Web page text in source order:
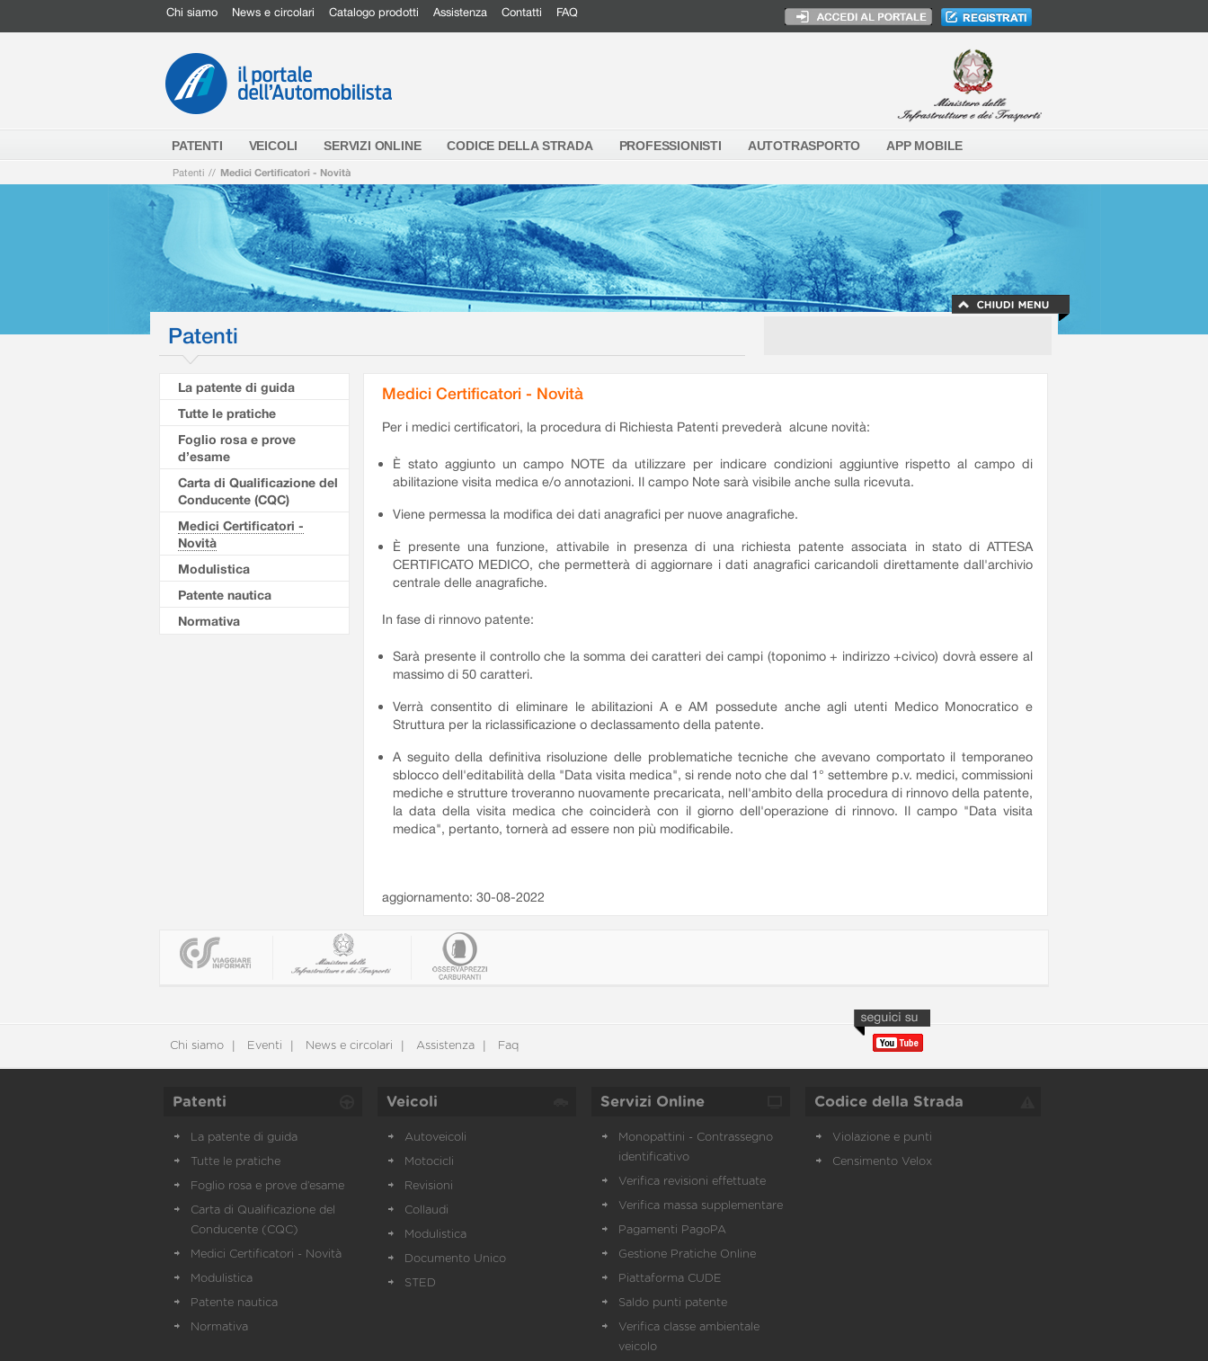
Chi siamo News e circolari Catalogo prodotti Assistenza Contatti FAQ
PATENTI VEICOLI SERVIZI ONLINE CODICE DELLA STRADA PROFESSIONISTI AUTOTRASPORTO APP MOBILE
Patenti // Medici Certificatori - Novità
Patenti
La patente di guida
Tutte le pratiche
Foglio rosa e prove
d’esame
Carta di Qualificazione del
Conducente (CQC)
Medici Certificatori -
Novità
Modulistica
Patente nautica
Normativa
Medici Certificatori - Novità
Per i medici certificatori, la procedura di Richiesta Patenti prevederà alcune novità:
È stato aggiunto un campo NOTE da utilizzare per indicare condizioni aggiuntive rispetto al campo di
abilitazione visita medica e/o annotazioni. Il campo Note sarà visibile anche sulla ricevuta.
Viene permessa la modifica dei dati anagrafici per nuove anagrafiche.
È presente una funzione, attivabile in presenza di una richiesta patente associata in stato di ATTESA
CERTIFICATO MEDICO, che permetterà di aggiornare i dati anagrafici caricandoli direttamente dall'archivio
centrale delle anagrafiche.
In fase di rinnovo patente:
Sarà presente il controllo che la somma dei caratteri dei campi (toponimo + indirizzo +civico) dovrà essere al
massimo di 50 caratteri.
Verrà consentito di eliminare le abilitazioni A e AM possedute anche agli utenti Medico Monocratico e
Struttura per la riclassificazione o declassamento della patente.
A seguito della definitiva risoluzione delle problematiche tecniche che avevano comportato il temporaneo
sblocco dell'editabilità della "Data visita medica", si rende noto che dal 1° settembre p.v. medici, commissioni
mediche e strutture troveranno nuovamente precaricata, nell'ambito della procedura di rinnovo della patente,
la data della visita medica che coinciderà con il giorno dell'operazione di rinnovo. Il campo "Data visita
medica", pertanto, tornerà ad essere non più modificabile.
aggiornamento: 30-08-2022
Chi siamo Eventi News e circolari Assistenza Faq
Patenti
La patente di guida
Tutte le pratiche
Foglio rosa e prove d’esame
Carta di Qualificazione del
Conducente (CQC)
Medici Certificatori - Novità
Modulistica
Patente nautica
Normativa
Veicoli
Autoveicoli
Motocicli
Revisioni
Collaudi
Modulistica
Documento Unico
STED
Servizi Online
Monopattini - Contrassegno
identificativo
Verifica revisioni effettuate
Verifica massa supplementare
Pagamenti PagoPA
Gestione Pratiche Online
Piattaforma CUDE
Saldo punti patente
Verifica classe ambientale
veicolo
Codice della Strada
Violazione e punti
Censimento Velox